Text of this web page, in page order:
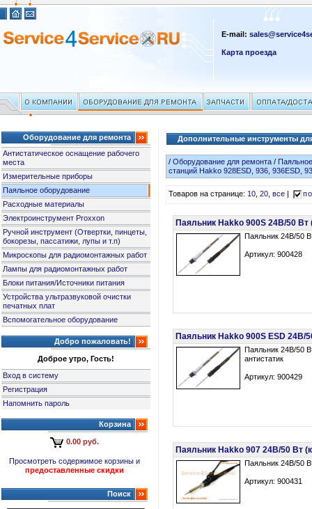
E-mail:
Карта проезда
Оборудование для ремонта
Антистатическое оснащение рабочего
места
Измерительные приборы
Паяльное оборудование
Расходные материалы
Электроинструмент Proxxon
Ручной инструмент (Отвертки, пинцеты,
бокорезы, пассатижи, лупы и т.п)
Микроскопы для радиомонтажных работ
Лампы для радиомонтажных работ
Блоки питания/Источники питания
Устройства ультразвуковой очистки
печатных плат
Вспомогательное оборудование
Добро пожаловать!
Доброе утро, Гость!
Вход в систему
Регистрация
Напомнить пароль
Корзина
0.00 руб.
Просмотреть содержимое корзины и
предоставленные скидки
Поиск
Дополнительные инструменты для
/Оборудование для ремонта /
станций Hakko 928ESD, 936, 936ESD,
Товаров на странице:10,20,все
Паяльник Hakko 900S 24В/50 Вт
Паяльник 24В/50
Артикул: 900428
Паяльник Hakko 900S ESD 24В/
Паяльник 24В/50
антистатик
Артикул: 900429
Паяльник Hakko 907 24В/50 Вт
Паяльник 24В/50
Артикул: 900431